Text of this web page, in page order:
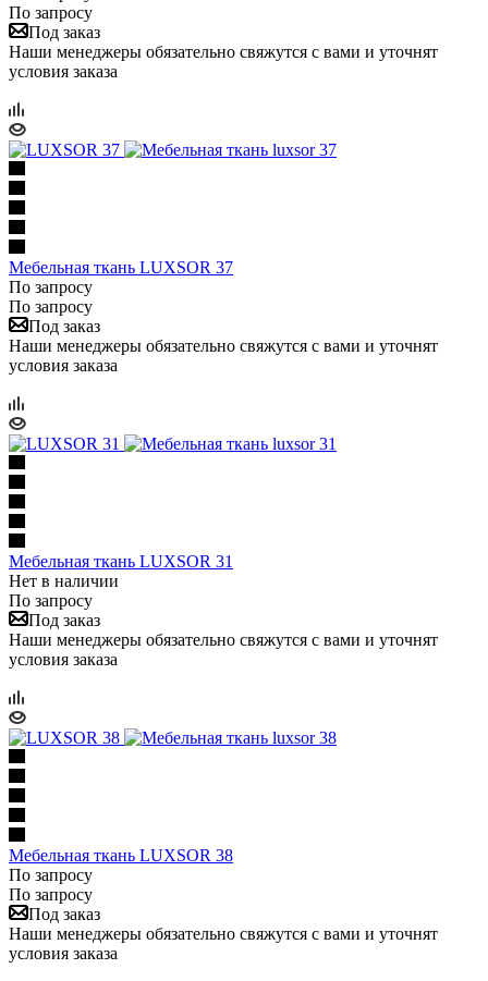
По запросу
Под заказ
Наши менеджеры обязательно свяжутся с вами и уточнят
условия заказа
Мебельная ткань LUXSOR 37
По запросу
По запросу
Под заказ
Наши менеджеры обязательно свяжутся с вами и уточнят
условия заказа
Мебельная ткань LUXSOR 31
Нет в наличии
По запросу
Под заказ
Наши менеджеры обязательно свяжутся с вами и уточнят
условия заказа
Мебельная ткань LUXSOR 38
По запросу
По запросу
Под заказ
Наши менеджеры обязательно свяжутся с вами и уточнят
условия заказа